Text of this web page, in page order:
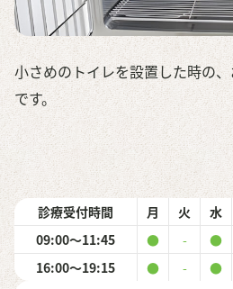
小さめのトイレを設置した時の
です。
診療受付時間 月 火 水
09:00〜11:45
● - ●
16:00〜19:15
● - ●